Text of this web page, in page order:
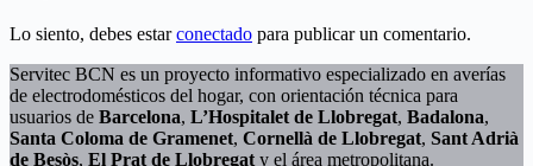
Lo siento, debes estarconectado para publicar un comentario.
Servitec BCN es un proyecto informativo especializado en averías
de electrodomésticos del hogar, con orientación técnica para
usuarios de Barcelona, L’Hospitalet de Llobregat, Badalona,
Santa Coloma de Gramenet, Cornellà de Llobregat, Sant Adrià
de Besòs, El Prat de Llobregat y el área metropolitana.